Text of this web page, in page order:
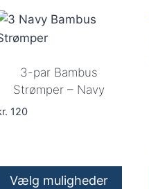
Mulighederne
kan
3-par Bambus
Strømper – Navy
120
Vælg muligheder